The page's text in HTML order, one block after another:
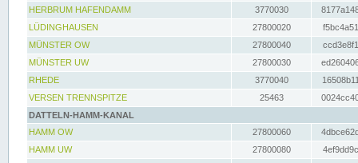
HERBRUM HAFENDAMM
3770030
LÜDINGHAUSEN
27800020
MÜNSTER OW
27800040
MÜNSTER UW
27800030
RHEDE
3770040
VERSEN TRENNSPITZE
25463
DATTELN-HAMM-KANAL
HAMM OW
27800060
HAMM UW
27800080